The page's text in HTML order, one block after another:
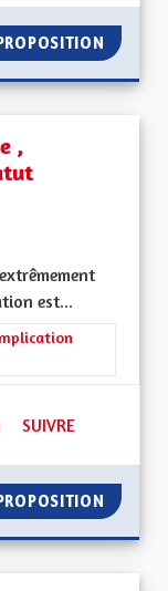
,
est...
solidarités, les soins
50 ABONNÉS
SUIVRE
POUR